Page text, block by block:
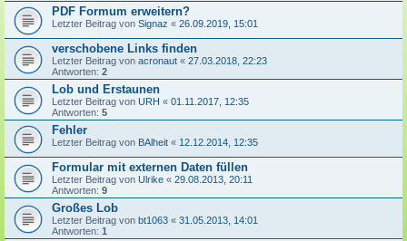
PDF Formum erweitern?
Letzter Beitrag von Signaz « 26.09.2019, 15:01
verschobene Links finden
Letzter Beitrag von acronaut « 27.03.2018, 22:23
Antworten: 2
Lob und Erstaunen
Letzter Beitrag von URH « 01.11.2017, 12:35
Antworten: 5
Fehler
Letzter Beitrag von BAlheit « 12.12.2014, 12:35
Formular mit externen Daten füllen
Letzter Beitrag von Ulrike « 29.08.2013, 20:11
Antworten: 9
Großes Lob
Letzter Beitrag von bt1063 « 31.05.2013, 14:01
Antworten: 1